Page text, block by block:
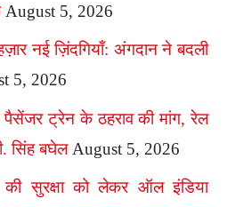
August 5, 2026
नई ज़िंदगियाँ: अंगदान ने बदली
5, 2026
ट्रेन के ठहराव की मांग, रेल
सिंह बघेल August 5, 2026
सुरक्षा को लेकर ऑल इंडिया